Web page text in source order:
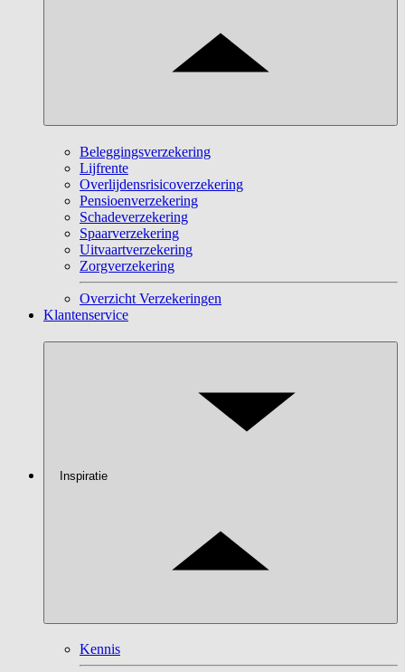
Beleggingsverzekering
Lijfrente
Overlijdensrisicoverzekering
Pensioenverzekering
Schadeverzekering
Spaarverzekering
Uitvaartverzekering
Zorgverzekering
Overzicht Verzekeringen
Klantenservice
Inspiratie
Kennis